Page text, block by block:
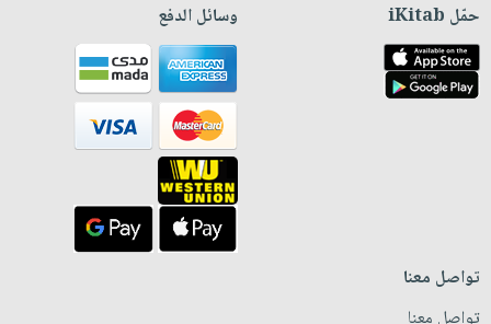
حمّل iKitab وسائل الدفع
تواصل معنا